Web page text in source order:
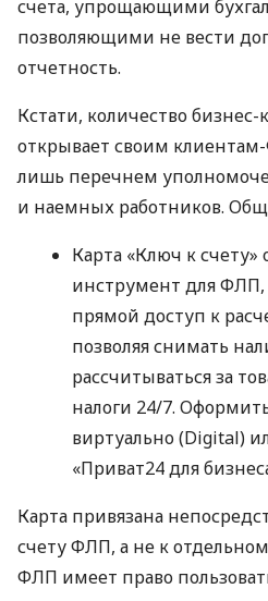
счета, упрощающими
позволяющими не вести
отчетность.
Кстати, количество
открывает своим
лишь перечнем
и наемных работников.
Карта «Ключ к
инструмент для
прямой доступ к
позволяя снимать
рассчитываться за
налоги 24/7.
виртуально (Digital)
«Приват24 для
Карта привязана
счету ФЛП, а не к
ФЛП имеет право